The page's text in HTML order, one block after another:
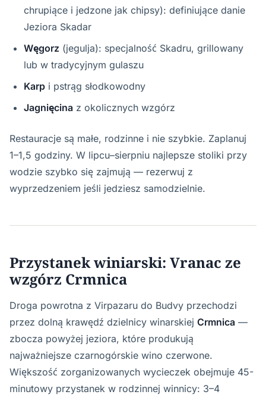
chrupiące i jedzone jak chipsy): definiujące danie
Jeziora Skadar
Węgorz (jegulja): specjalność Skadru, grillowany
lub w tradycyjnym gulaszu
Karp i pstrąg słodkowodny
Jagnięcina z okolicznych wzgórz
Restauracje są małe, rodzinne i nie szybkie. Zaplanuj
1–1,5 godziny. W lipcu–sierpniu najlepsze stoliki przy
wodzie szybko się zajmują — rezerwuj z
wyprzedzeniem jeśli jedziesz samodzielnie.
Przystanek winiarski: Vranac ze
wzgórz Crmnica
Droga powrotna z Virpazaru do Budvy przechodzi
przez dolną krawędź dzielnicy winarskiej Crmnica —
zbocza powyżej jeziora, które produkują
najważniejsze czarnogórskie wino czerwone.
Większość zorganizowanych wycieczek obejmuje 45-
minutowy przystanek w rodzinnej winnicy: 3–4